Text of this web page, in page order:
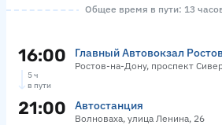
Общее время в пути: 13
16:00 Главный Автовокзал
Ростов-на-Дону, проспект
5 ч
в пути
21:00 Автостанция
Волноваха, улица Ленина, 26